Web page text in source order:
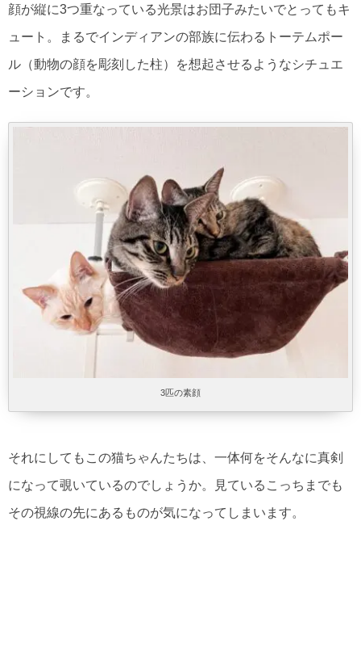
顔が縦に3つ重なっている光景はお団子みたいでとってもキ
ュート。まるでインディアンの部族に伝わるトーテムポー
ル（動物の顔を彫刻した柱）を想起させるようなシチュエ
ーションです。
3匹の素顔
それにしてもこの猫ちゃんたちは、一体何をそんなに真剣
になって覗いているのでしょうか。見ているこっちまでも
その視線の先にあるものが気になってしまいます。